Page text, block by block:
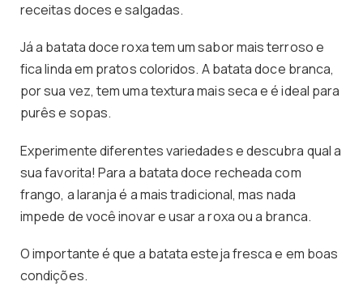
receitas doces e salgadas.
Já a batata doce roxa tem um sabor mais terroso e
fica linda em pratos coloridos. A batata doce branca,
por sua vez, tem uma textura mais seca e é ideal para
purês e sopas.
Experimente diferentes variedades e descubra qual a
sua favorita! Para a batata doce recheada com
frango, a laranja é a mais tradicional, mas nada
impede de você inovar e usar a roxa ou a branca.
O importante é que a batata esteja fresca e em boas
condições.